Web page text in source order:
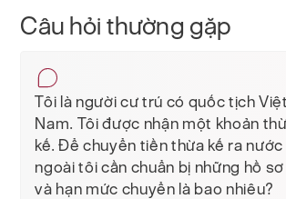
Câu hỏi thường gặp
Tôi là người cư trú có quốc tịch Việt
Nam. Tôi được nhận một khoản
kế. Để chuyển tiền thừa kế ra nước
ngoài tôi cần chuẩn bị những hồ sơ
và hạn mức chuyển là bao nhiêu?